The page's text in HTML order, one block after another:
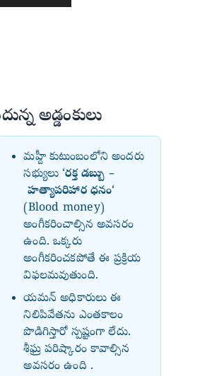
అడ్డంకులు
మహ్దీ కుటుంబంలోని అందరు
సభ్యులు ‘రక్త డబ్బు –
హత్యాపరిహార ధనం‘
(Blood money)
అంగీకరించాల్సిన అవసరం
ఉంది. ఒక్కరు
అంగీకరించకపోతే ఈ ప్రక్రియ
విఫలమవుతుంది.
యమన్ అధికారులు ఈ
నిలిపివేతను ఎంతకాలం
పొడిగిస్తారో స్పష్టంగా లేదు.
శీఘ్ర పరిష్కారం కావాల్సిన
అవసరం ఉంది .